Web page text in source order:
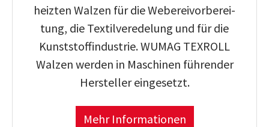
heizten Walzen für die Webe­rei­vor­be­rei­
tung, die Tex­til­ver­ede­lung und für die
Kunst­stoff­in­dus­trie. WUMAG TEXROLL
Walzen werden in Maschinen füh­render
Her­steller eingesetzt.
Mehr Informationen